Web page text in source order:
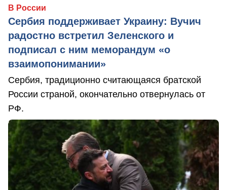
В России
Сербия поддерживает Украину: Вучич
радостно встретил Зеленского и
подписал с ним меморандум «о
взаимопонимании»
Сербия, традиционно считающаяся братской
России страной, окончательно отвернулась от
РФ.